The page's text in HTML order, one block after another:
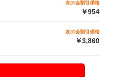
友の会割引価格
￥954
友の会割引価格
￥3,860